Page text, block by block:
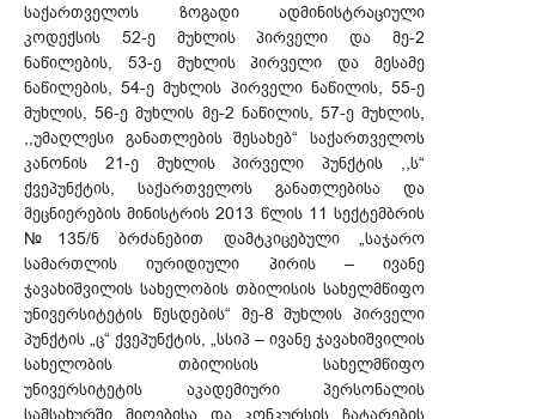
საქართველოს ზოგადი ადმინისტრაციული
კოდექსის 52-ე მუხლის პირველი და მე-2
ნაწილების, 53-ე მუხლის პირველი და მესამე
ნაწილების, 54-ე მუხლის პირველი ნაწილის, 55-ე
მუხლის, 56-ე მუხლის მე-2 ნაწილის, 57-ე მუხლის,
,,უმაღლესი განათლების შესახებ“ საქართველოს
კანონის 21-ე მუხლის პირველი პუნქტის ,,ს“
ქვეპუნქტის, საქართველოს განათლებისა და
მეცნიერების მინისტრის 2013 წლის 11 სექტემბრის
№135/ნ ბრძანებით დამტკიცებული „საჯარო
სამართლის იურიდიული პირის – ივანე
ჯავახიშვილის სახელობის თბილისის სახელმწიფო
უნივერსიტეტის წესდების“ მე-8 მუხლის პირველი
პუნქტის „ც“ ქვეპუნქტის, „სსიპ – ივანე ჯავახიშვილის
სახელობის თბილისის სახელმწიფო
უნივერსიტეტის აკადემიური პერსონალის